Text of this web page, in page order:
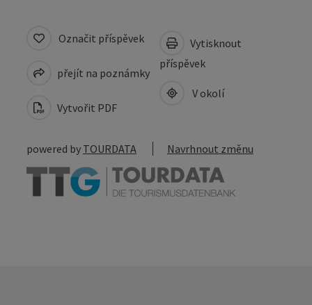
Označit příspěvek
přejít na poznámky
Vytvořit PDF
Vytisknout
příspěvek
V okolí
powered by TOURDATA Navrhnout změnu